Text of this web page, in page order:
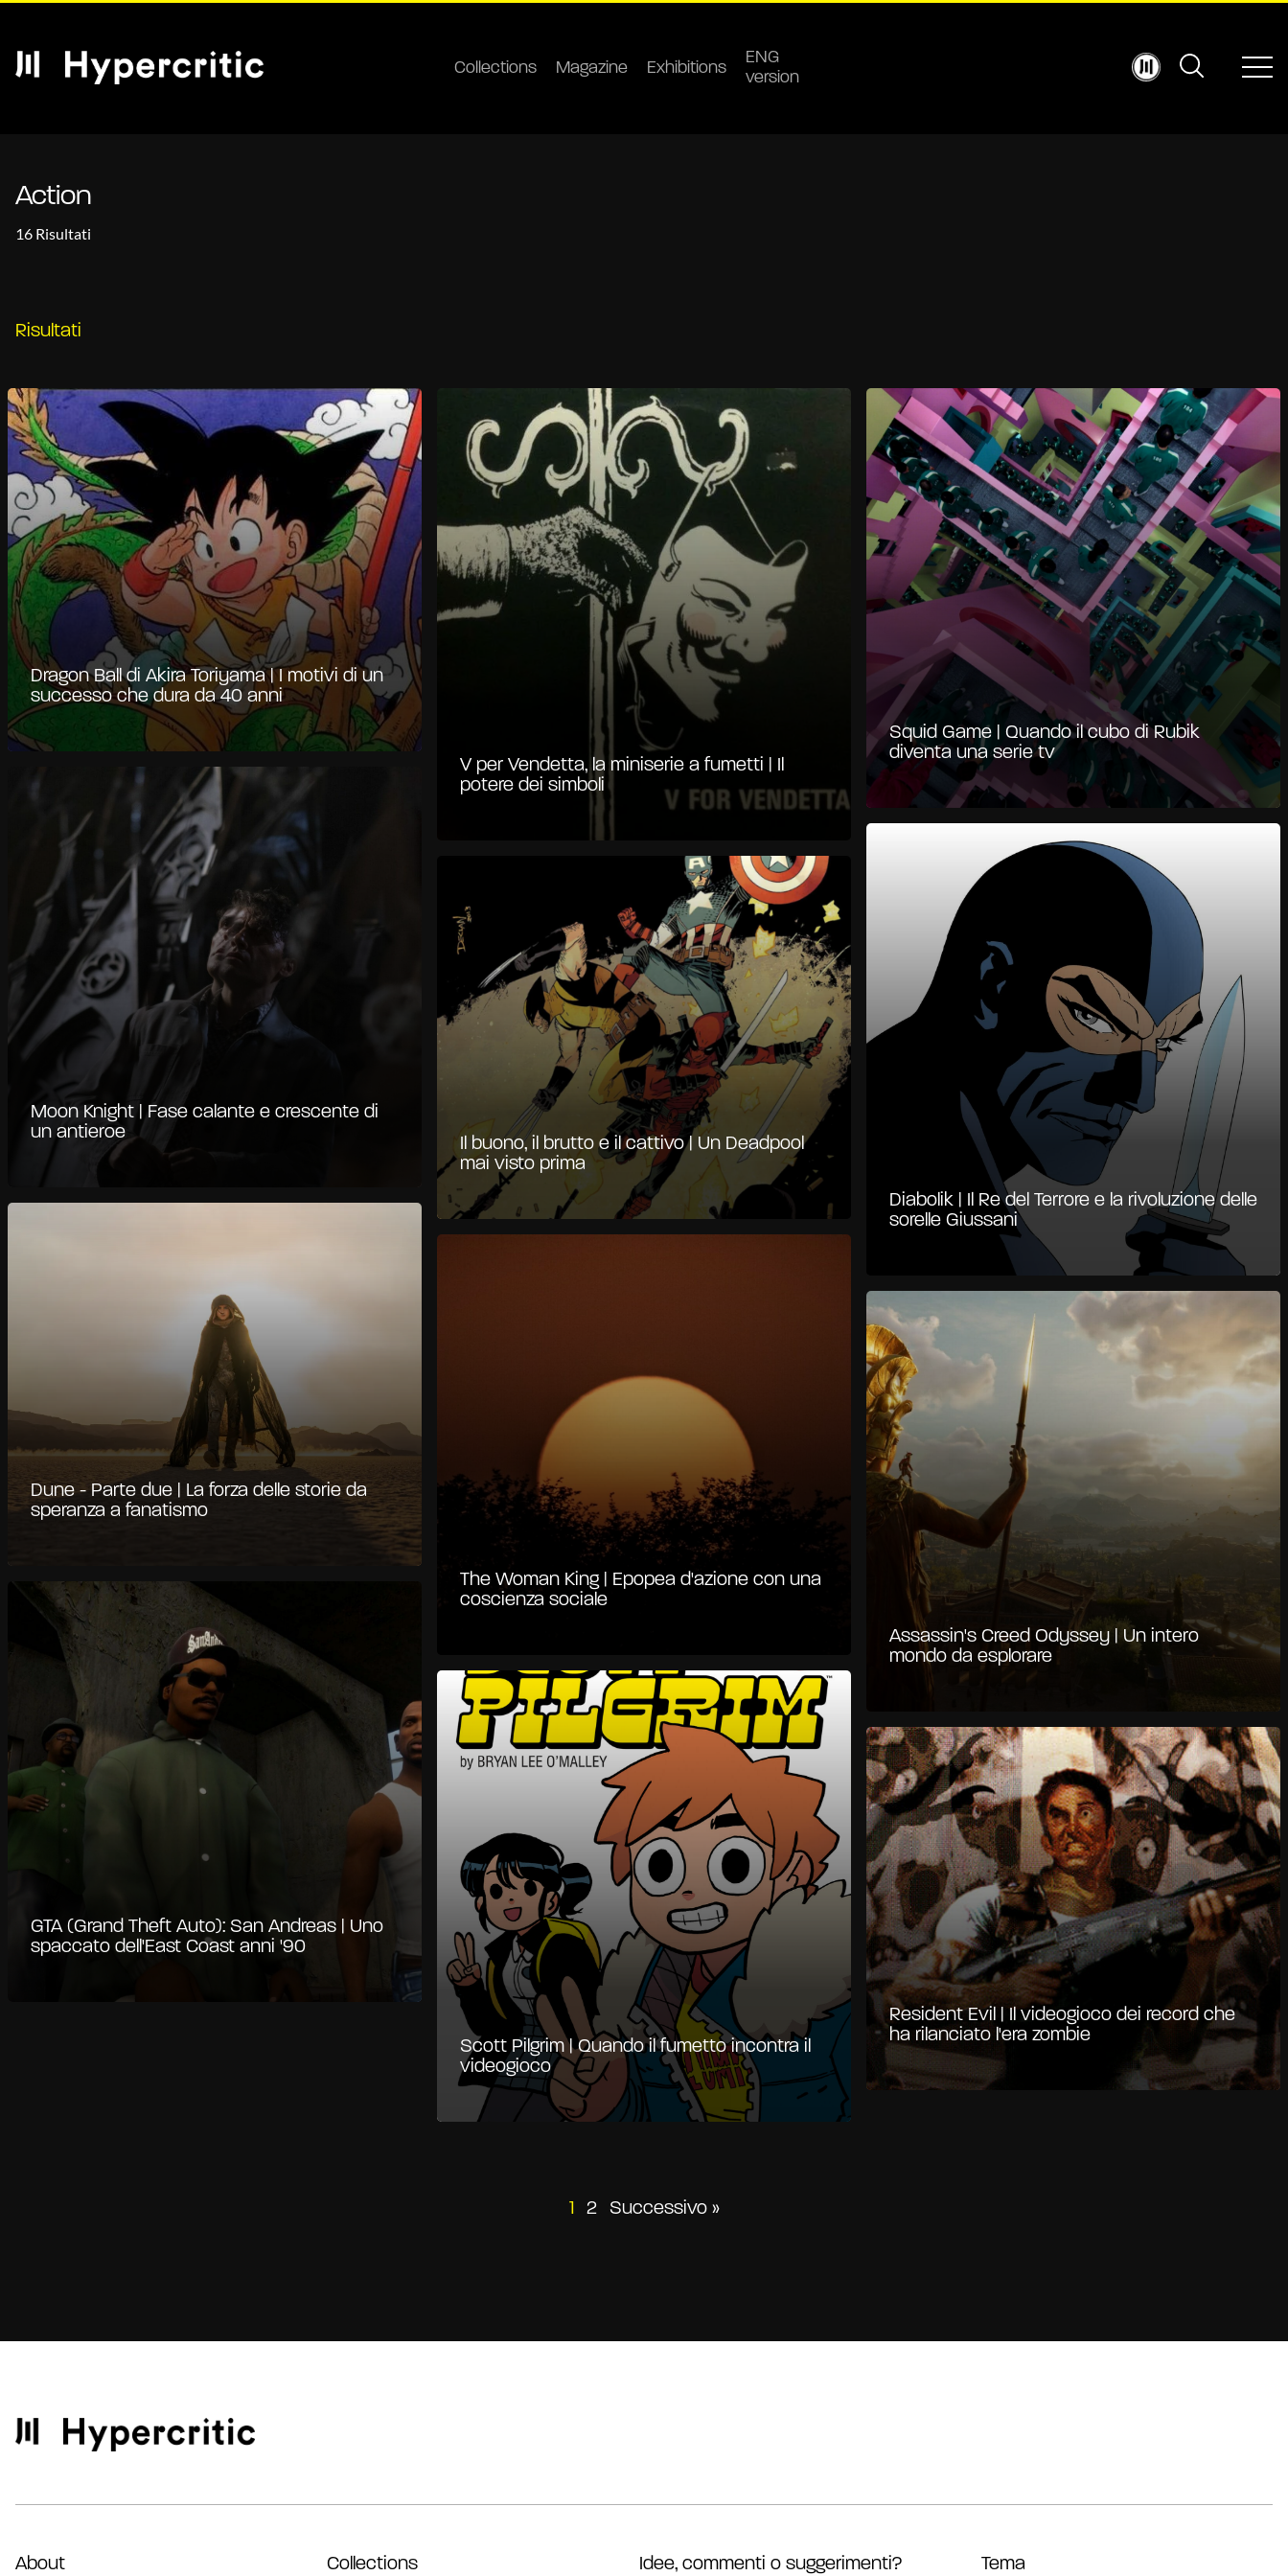
Collections Magazine Exhibitions
ENG
version
Action
16 Risultati
Risultati
Dragon Ball di Akira Toriyama | I motivi di un
successo che dura da 40 anni
V per Vendetta, la miniserie a fumetti | Il
potere dei simboli
Squid Game | Quando il cubo di Rubik
diventa una serie tv
Moon Knight | Fase calante e crescente di
un antieroe
Il buono, il brutto e il cattivo | Un Deadpool
mai visto prima
Diabolik | Il Re del Terrore e la rivoluzione delle
sorelle Giussani
Dune - Parte due | La forza delle storie da
speranza a fanatismo
The Woman King | Epopea d'azione con una
coscienza sociale
Assassin's Creed Odyssey | Un intero
mondo da esplorare
GTA (Grand Theft Auto): San Andreas | Uno
spaccato dell'East Coast anni '90
Scott Pilgrim | Quando il fumetto incontra il
videogioco
Resident Evil | Il videogioco dei record che
ha rilanciato l'era zombie
Paginazione
1 2 Successivo »
About Collections Idee, commenti o suggerimenti? Tema